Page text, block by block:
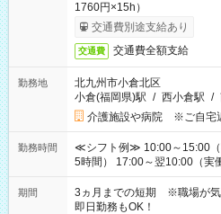
1760円×15h）
交通費別途支給あり
交通費 交通費全額支給
勤務地
北九州市小倉北区
小倉(福岡県)駅 / 西小倉駅 /
介護施設や病院 ※ご自宅
勤務時間
≪シフト例≫ 10:00～15:00（
5時間） 17:00～翌10:00（実働15時間）
働く時間は調整できます！
期間
3ヵ月までの短期 ※職場が
即日勤務もOK！